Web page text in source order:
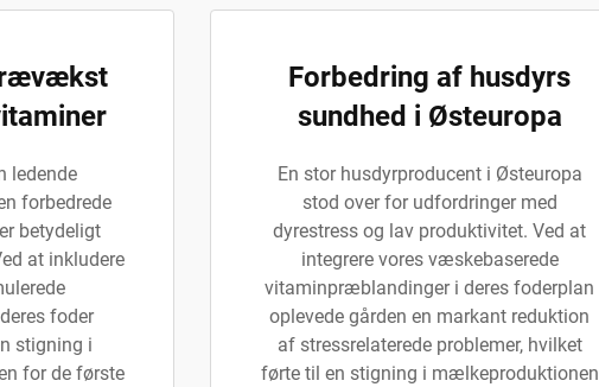
ledende
forbedrede
betydeligt
at inkludere
foder
stigning i
for de første
Forbedring af husdyrs
sundhed i Østeuropa
En stor husdyrproducent i Østeuropa
stod over for udfordringer med
dyrestress og lav produktivitet. Ved at
integrere vores væskebaserede
vitaminpræblandinger i deres foderplan
oplevede gården en markant reduktion
af stressrelaterede problemer, hvilket
førte til en stigning i mælkeproduktionen